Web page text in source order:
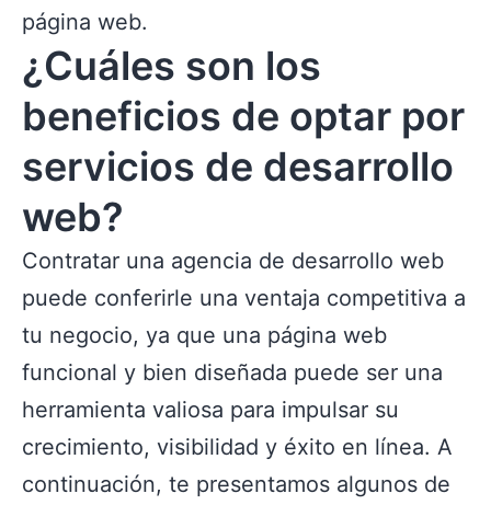
página web.
¿Cuáles son los
beneficios de optar por
servicios de desarrollo
web?
Contratar una agencia de desarrollo web
puede conferirle una ventaja competitiva a
tu negocio, ya que una página web
funcional y bien diseñada puede ser una
herramienta valiosa para impulsar su
crecimiento, visibilidad y éxito en línea. A
continuación, te presentamos algunos de